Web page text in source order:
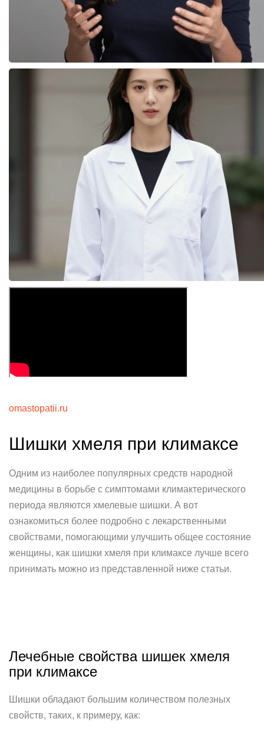
omastopatii.ru
Шишки хмеля при климаксе
Одним из наиболее популярных средств народной
медицины в борьбе с симптомами климактерического
периода являются хмелевые шишки. А вот
ознакомиться более подробно с лекарственными
свойствами, помогающими улучшить общее состояние
женщины, как шишки хмеля при климаксе лучше всего
принимать можно из представленной ниже статьи.
Лечебные свойства шишек хмеля
при климаксе
Шишки обладают большим количеством полезных
свойств, таких, к примеру, как: